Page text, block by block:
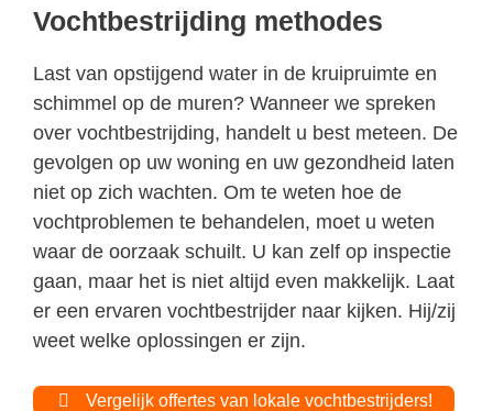
Vochtbestrijding methodes
Last van opstijgend water in de kruipruimte en
schimmel op de muren? Wanneer we spreken
over vochtbestrijding, handelt u best meteen. De
gevolgen op uw woning en uw gezondheid laten
niet op zich wachten. Om te weten hoe de
vochtproblemen te behandelen, moet u weten
waar de oorzaak schuilt. U kan zelf op inspectie
gaan, maar het is niet altijd even makkelijk. Laat
er een ervaren vochtbestrijder naar kijken. Hij/zij
weet welke oplossingen er zijn.
Vergelijk offertes van lokale vochtbestrijders!